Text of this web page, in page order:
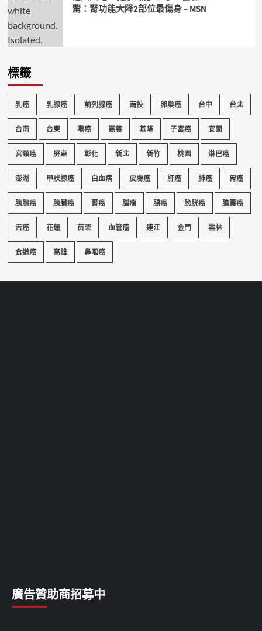
驚：腎功能大降2部位最傷身 – MSN
標籤
乳癌 乳腺癌 前列腺癌 南投 卵巢癌 台中 台北
台南 台東 喉癌 嘉義 基隆 子宮癌 宜蘭
宮頸癌 屏東 彰化 新北 新竹 桃園 淋巴癌
澎湖 甲狀腺癌 白血病 皮膚癌 肝癌 肺癌 胃癌
胰腺癌 胰臟癌 腎癌 腦瘤 腸癌 膀胱癌 膽囊癌
舌癌 花蓮 苗栗 血管瘤 連江 金門 雲林
食道癌 高雄 鼻咽癌
廣告贊助商招募中